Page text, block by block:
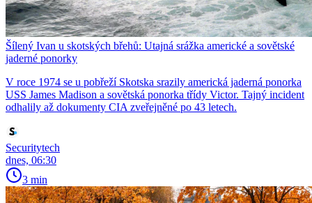
Šílený Ivan u skotských břehů: Utajná srážka americké a sovětské
jaderné ponorky
V roce 1974 se u pobřeží Skotska srazily americká jaderná ponorka
USS James Madison a sovětská ponorka třídy Victor. Tajný incident
odhalily až dokumenty CIA zveřejněné po 43 letech.
Securitytech
dnes, 06:30
3 min